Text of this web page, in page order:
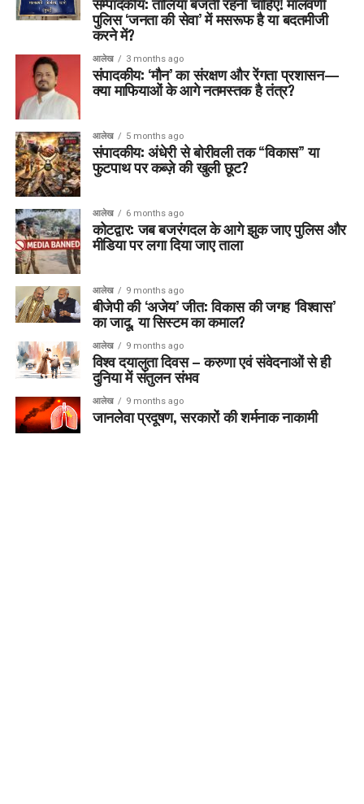
पुलिस ‘जनता की सेवा’ में मसरूफ है या बदतमीजी
करने में?
आलेख 3 months ago
संपादकीय: ‘मौन’ का संरक्षण और रेंगता प्रशासन—
क्या माफियाओं के आगे नतमस्तक है तंत्र?
आलेख 5 months ago
संपादकीय: अंधेरी से बोरीवली तक “विकास” या
फुटपाथ पर कब्ज़े की खुली छूट?
आलेख 6 months ago
कोटद्वार: जब बजरंगदल के आगे झुक जाए पुलिस और
मीडिया पर लगा दिया जाए ताला
आलेख 9 months ago
बीजेपी की ‘अजेय’ जीत: विकास की जगह ‘विश्वास’
का जादू, या सिस्टम का कमाल?
आलेख 9 months ago
विश्व दयालुता दिवस – करुणा एवं संवेदनाओं से ही
दुनिया में संतुलन संभव
आलेख 9 months ago
जानलेवा प्रदूषण, सरकारों की शर्मनाक नाकामी